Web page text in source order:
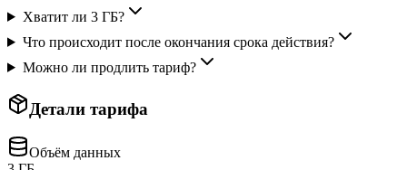
Хватит ли 3 ГБ?
Что происходит после окончания срока действия?
Можно ли продлить тариф?
Детали тарифа
Объём данных